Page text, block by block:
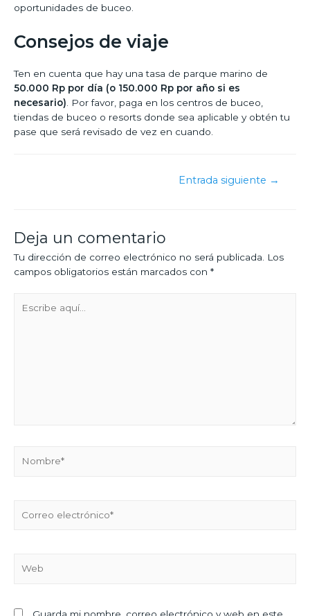
oportunidades de buceo.
Consejos de viaje
Ten en cuenta que hay una tasa de parque marino de
50.000 Rp por día (o 150.000 Rp por año si es
necesario) . Por favor, paga en los centros de buceo,
tiendas de buceo o resorts donde sea aplicable y obtén tu
pase que será revisado de vez en cuando.
Entrada siguiente →
Deja un comentario
Tu dirección de correo electrónico no será publicada.
Los
campos obligatorios están marcados con *